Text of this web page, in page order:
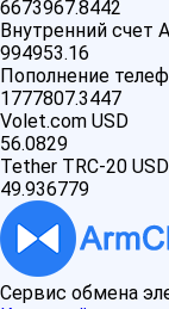
6673967.8442
Внутренний счет
994953.16
Пополнение
1777807.3447
Volet.com USD
56.0829
Tether TRC-20
49.936779
Сервис обмена